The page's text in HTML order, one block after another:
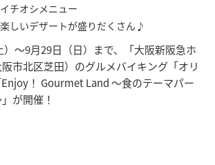
チオシメニュー
しいデザートが盛りだくさん♪
）～9月29日（日）まで、「大阪新阪急ホ
市北区芝田）のグルメバイキング「オリ
！ Gourmet Land ～食のテーマパー
が開催！